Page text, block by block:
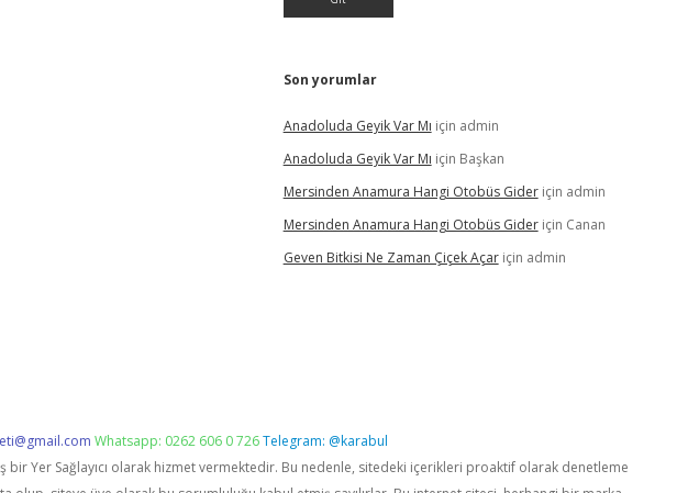
Son yorumlar
Anadoluda Geyik Var Mı için admin
Anadoluda Geyik Var Mı için Başkan
Mersinden Anamura Hangi Otobüs Gideriçin admin
Mersinden Anamura Hangi Otobüs Gideriçin Canan
Geven Bitkisi Ne Zaman Çiçek Açariçin admin
Whatsapp: 0262 606 0 726Telegram: @karabul
bir Yer Sağlayıcı olarak hizmet vermektedir. Bu nedenle, sitedeki içerikleri proaktif olarak denetleme